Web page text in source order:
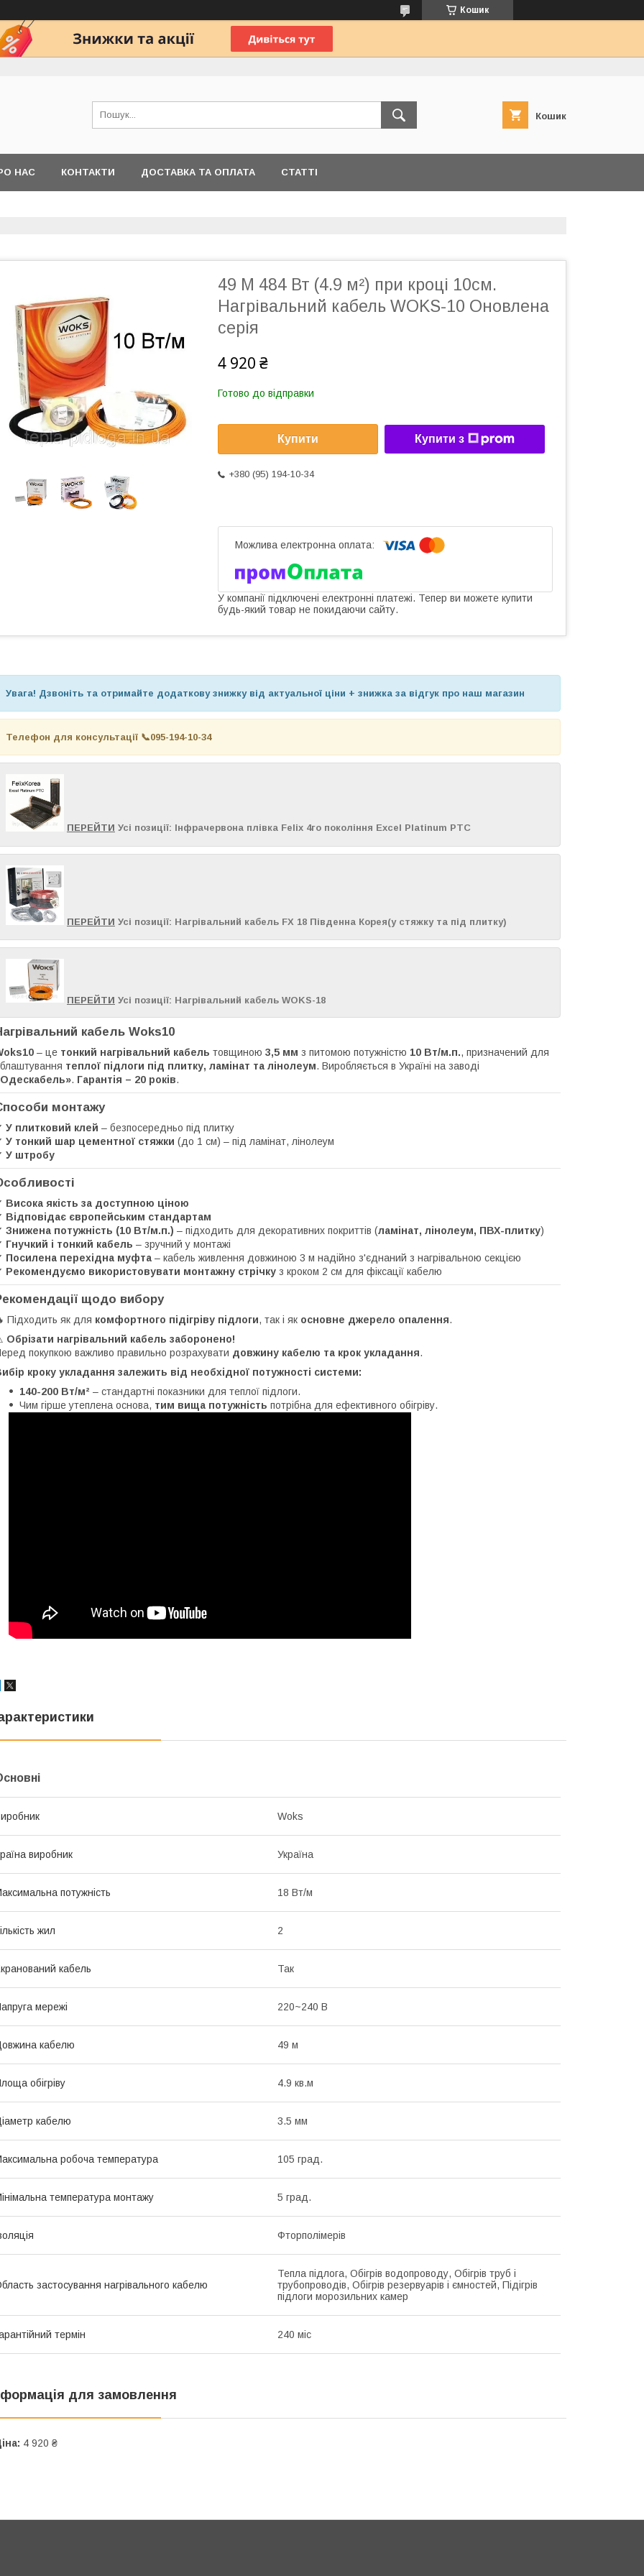
Кошик
Кошик
НАС КОНТАКТИ ДОСТАВКА ТА ОПЛАТА СТАТТІ
49 М 484 Вт (4.9 м²) при кроці 10см.
Нагрівальний кабель WOKS-10 Оновлена
​​серія
4 920 ₴
Готово до відправки
Купити Купити з
+380 (95) 194-10-34
У компанії підключені електронні платежі. Тепер ви можете купити
будь-який товар не покидаючи сайту.
Увага! Дзвоніть та отримайте додаткову знижку від актуальної ціни + знижка за відгук про наш магазин
Телефон для консультації 📞095-194-10-34
ПЕРЕЙТИ Усі позиції: Інфрачервона плівка Felix 4го покоління Excel Platinum PTC
ПЕРЕЙТИ Усі позиції: Нагрівальний кабель FX 18 Південна Корея(у стяжку та під плитку)
ПЕРЕЙТИ Усі позиції: Нагрівальний кабель WOKS-18
кабель Woks10
– це тонкий нагрівальний кабель товщиною 3,5 мм з питомою потужністю 10 Вт/м.п., призначений для
теплої підлоги під плитку, ламінат та лінолеум. Виробляється в Україні на заводі
. Гарантія – 20 років.
монтажу
У плитковий клей – безпосередньо під плитку
У тонкий шар цементної стяжки (до 1 см) – під ламінат, лінолеум
У штробу
Висока якість за доступною ціною
Відповідає європейським стандартам
Знижена потужність (10 Вт/м.п.) – підходить для декоративних покриттів (ламінат, лінолеум, ПВХ-плитку)
Гнучкий і тонкий кабель – зручний у монтажі
Посилена перехідна муфта – кабель живлення довжиною 3 м надійно з'єднаний з нагрівальною секцією
Рекомендуємо використовувати монтажну стрічку з кроком 2 см для фіксації кабелю
щодо вибору
Підходить як для комфортного підігріву підлоги, так і як основне джерело опалення.
Обрізати нагрівальний кабель заборонено!
покупкою важливо правильно розрахувати довжину кабелю та крок укладання.
кроку укладання залежить від необхідної потужності системи:
140-200 Вт/м² – стандартні показники для теплої підлоги.
Чим гірше утеплена основа, тим вища потужність потрібна для ефективного обігріву.
Woks
виробник Україна
потужність 18 Вт/м
жил 2
кабель Так
мережі 220~240 В
кабелю 49 м
обігріву 4.9 кв.м
кабелю 3.5 мм
робоча температура 105 град.
температура монтажу 5 град.
Фторполімерів
застосування нагрівального кабелю
Тепла підлога, Обігрів водопроводу, Обігрів труб і
трубопроводів, Обігрів резервуарів і ємностей, Підігрів
підлоги морозильних камер
термін 240 міс
для замовлення
4 920 ₴